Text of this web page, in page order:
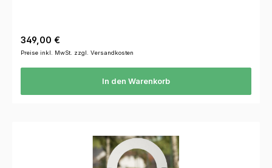
Regulärer Preis:
349,00 €
Preise inkl. MwSt. zzgl. Versandkosten
In den Warenkorb